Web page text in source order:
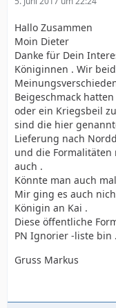
Hallo Zusammen
Moin Dieter
Danke für Dein
Königinnen . Wir
Beigeschmack
oder ein Kriegsbeil
sind die hier
Lieferung nach
und die Formalitäten
auch .
Könnte man auch
Mir ging es auch
Königin an Kai .
Diese öffentliche
PN Ignorier -liste bin .
Gruss Markus